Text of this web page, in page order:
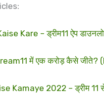
Kare – ड्रीम11 ऐप
में एक करोड़ कैसे
Kamaye 2022 – ड्रीम 11